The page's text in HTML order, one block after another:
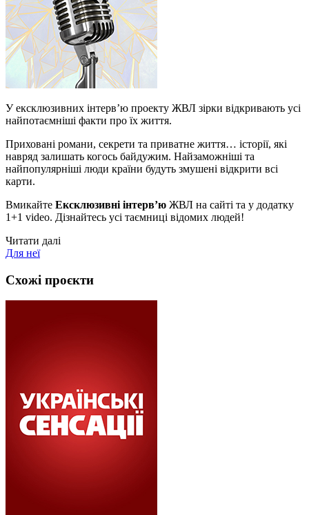
У ексклюзивних інтерв’ю проекту ЖВЛ зірки відкривають усі
найпотаємніші факти про їх життя.
Приховані романи, секрети та приватне життя… історії, які
навряд залишать когось байдужим. Найзаможніші та
найпопулярніші люди країни будуть змушені відкрити всі
карти.
Вмикайте Ексклюзивні інтерв’ю ЖВЛ на сайті та у додатку
1+1 video. Дізнайтесь усі таємниці відомих людей!
Читати далі
Для неї
Схожі проєкти